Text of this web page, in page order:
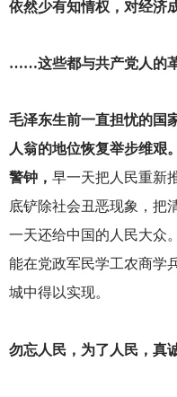
依然少有知情权，对经济
……这些都与共产党人的革
毛泽东生前一直担忧的国
人翁的地位恢复举步维艰
警钟， 早一天把人民重新
底铲除社会丑恶现象，把
一天还给中国的人民大众
能在党政军民学工农商学
城中得以实现。
勿忘人民，为了人民，真